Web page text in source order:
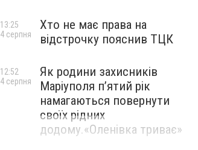
Хто не має права на
відстрочку пояснив ТЦК
13:25
4 серпня
Як родини захисників
Маріуполя пʼятий рік
намагаються повернути
своїх рідних
додому.«Оленівка триває»
12:52
4 серпня